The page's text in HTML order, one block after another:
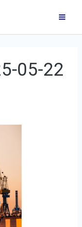
05-22